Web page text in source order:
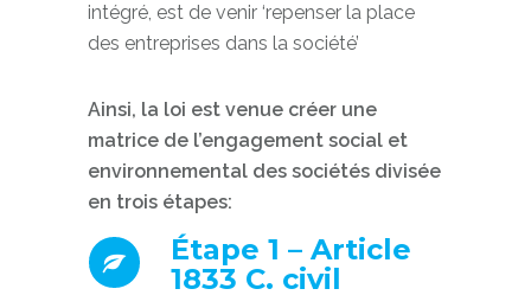
intégré, est de venir ‘repenser la place
des entreprises dans la société’
Ainsi, la loi est venue créer une
matrice de l’engagement social et
environnemental des sociétés divisée
en trois étapes:​
Étape 1 – Article
1833 C. civil